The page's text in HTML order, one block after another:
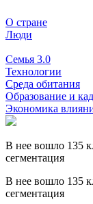
О стране
Люди
Семья 3.0
Технологии
Среда обитания
Образование и
Экономика
В нее вошло 135
сегментация
В нее вошло 135
сегментация